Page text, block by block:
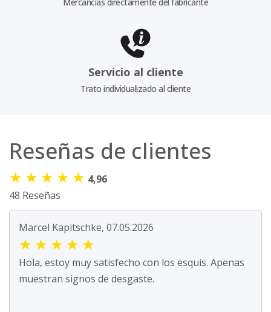
Servicio al cliente
Trato individualizado al cliente
Reseñas de clientes
★ ★ ★ ★ ★ 4,96
48 Reseñas
Marcel Kapitschke, 07.05.2026
★ ★ ★ ★ ★
Hola, estoy muy satisfecho con los esquís. Apenas
muestran signos de desgaste.